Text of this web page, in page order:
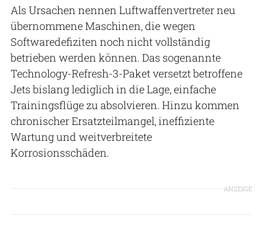
Als Ursachen nennen Luftwaffenvertreter neu
übernommene Maschinen, die wegen
Softwaredefiziten noch nicht vollständig
betrieben werden können. Das sogenannte
Technology-Refresh-3-Paket versetzt betroffene
Jets bislang lediglich in die Lage, einfache
Trainingsflüge zu absolvieren. Hinzu kommen
chronischer Ersatzteilmangel, ineffiziente
Wartung und weitverbreitete
Korrosionsschäden.
ANZEIGE